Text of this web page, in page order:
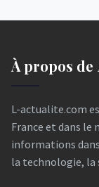
À propos de
L-actualite.com
France et dans le
informations
la technologie, la